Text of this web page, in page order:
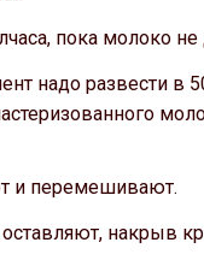
пока молоко не
надо развести в
и перемешивают.
накрыв